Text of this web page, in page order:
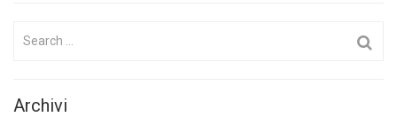
Search
Archivi